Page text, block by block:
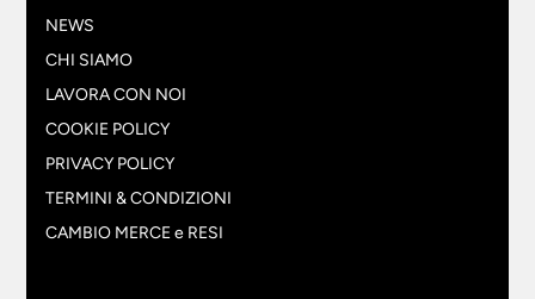
NEWS
CHI SIAMO
LAVORA CON NOI
COOKIE POLICY
PRIVACY POLICY
TERMINI & CONDIZIONI
CAMBIO MERCE e RESI